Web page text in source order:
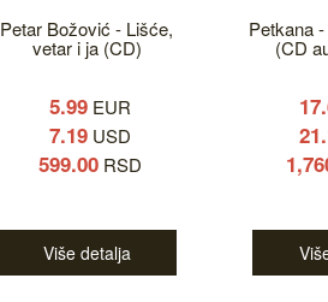
Petar Božović - Lišće,
vetar i ja (CD)
5.99EUR
7.19USD
599.00RSD
Više detalja
Petkana
(CD